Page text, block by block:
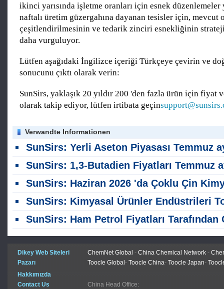
ikinci yarısında işletme oranları için esnek düzenlemeler
naftalı üretim güzergahına dayanan tesisler için, mevcut
çeşitlendirilmesinin ve tedarik zinciri esnekliğinin
daha vurguluyor.
Lütfen aşağıdaki İngilizce içeriği Türkçeye çevirin ve
sonucunu çıktı olarak verin:
SunSirs, yaklaşık 20 yıldır 200 'den fazla ürün için fiyat
olarak takip ediyor, lütfen irtibata geçin
Verwandte Informationen
SunSirs: Yerli Aseton Piyasası Temmuz ayında güçlü bir tersine dönme ve yükseliş eğilimi
SunSirs: 1,3-Butadien Fiyatları Temmuz ayında Maliyetler Tarafından Arttı, Ancak Talep Tarafı Basıncı nedeniyle Geri
SunSirs: Haziran 2026 'da Çoklu Çin Kimyasal Ürün Kategorisinde İhracatta
SunSirs: Kimyasal Ürünler Endüstrileri Toplu Emtia İstihbaratı (16 Temmuz
SunSirs: Ham Petrol Fiyatları Tarafından Güçlendirilmiş, 1,3-Butadien Pazarı
Dikey Web Siteleri ChemNet Global - China Chemical Network -
Pazarı
Toocle Global- Toocle China- Toocle Japan-
Hakkımızda
Contact Us
China Head Office: